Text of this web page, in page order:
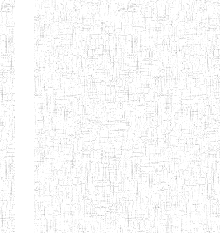
Afficher Page 12 sur 13 Total: 307
ENIET
D'EBOLOWA
04/10/2012 ENIET Public
ENIEG DE
KRIBI
01/09/1986 ENIEG Public
ENIEG DE
MVENGUE
08/09/2003 ENIEG Public
ENIEG
D'AMBAM
02/05/2001 ENIEG Public
GTTC BUEA 15/09/1986 ENIEG Public
GTTC LIMBE 08/09/2003 ENIEG Public